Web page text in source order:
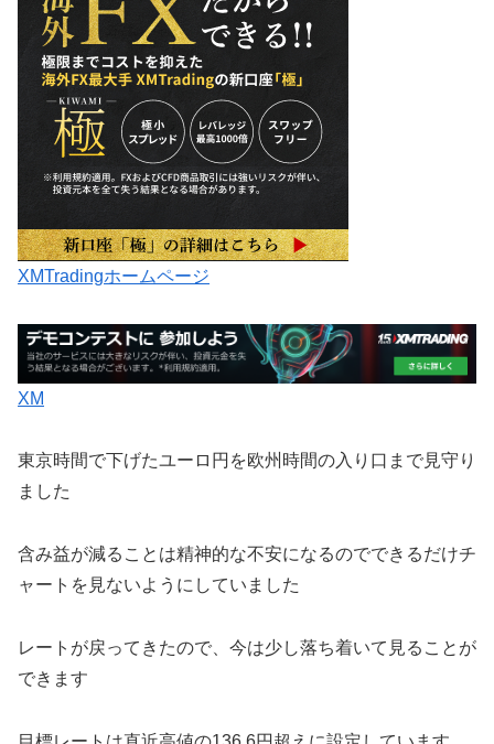
XMTradingホームページ
XM
東京時間で下げたユーロ円を欧州時間の入り口まで見守り
ました
含み益が減ることは精神的な不安になるのでできるだけチ
ャートを見ないようにしていました
レートが戻ってきたので、今は少し落ち着いて見ることが
できます